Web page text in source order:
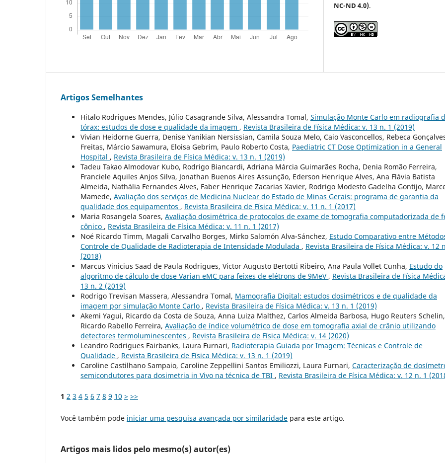
NC-ND 4.0).
Artigos Semelhantes
Hitalo Rodrigues Mendes, Júlio Casagrande Silva, Alessandra Tomal, Simulação Monte Carlo em radiografia
tórax: estudos de dose e qualidade da imagem , Revista Brasileira de Física Médica: v. 13 n. 1 (2019)
Vivian Heidorne Guerra, Denise Yanikian Nersissian, Camila Souza Melo, Caio Vasconcellos, Rebeca
Freitas, Márcio Sawamura, Eloisa Gebrim, Paulo Roberto Costa, Paediatric CT Dose Optimization in a General
Hospital , Revista Brasileira de Física Médica: v. 13 n. 1 (2019)
Tadeu Takao Almodovar Kubo, Rodrigo Biancardi, Adriana Márcia Guimarães Rocha, Denia Romão Ferreira,
Franciele Aquiles Anjos Silva, Jonathan Buenos Aires Assunção, Ederson Henrique Alves, Ana Flávia Batista
Almeida, Nathália Fernandes Alves, Faber Henrique Zacarias Xavier, Rodrigo Modesto Gadelha Gontijo,
Mamede, Avaliação dos serviços de Medicina Nuclear do Estado de Minas Gerais: programa de garantia da
qualidade dos equipamentos , Revista Brasileira de Física Médica: v. 11 n. 1 (2017)
Maria Rosangela Soares, Avaliação dosimétrica de protocolos de exame de tomografia computadorizada de
cônico , Revista Brasileira de Física Médica: v. 11 n. 1 (2017)
Noé Ricardo Timm, Magali Carvalho Borges, Mirko Salomón Alva-Sánchez, Estudo Comparativo entre
Controle de Qualidade de Radioterapia de Intensidade Modulada , Revista Brasileira de Física Médica: v. 12
(2018)
Marcus Vinicius Saad de Paula Rodrigues, Victor Augusto Bertotti Ribeiro, Ana Paula Vollet Cunha, Estudo do
algoritmo de cálculo de dose Varian eMC para feixes de elétrons de 9MeV , Revista Brasileira de Física
13 n. 2 (2019)
Rodrigo Trevisan Massera, Alessandra Tomal, Mamografia Digital: estudos dosimétricos e de qualidade da
imagem por simulação Monte Carlo , Revista Brasileira de Física Médica: v. 13 n. 1 (2019)
Akemi Yagui, Ricardo da Costa de Souza, Anna Luiza Malthez, Carlos Almeida Barbosa, Hugo Reuters Schelin,
Ricardo Rabello Ferreira, Avaliação de índice volumétrico de dose em tomografia axial de crânio utilizando
detectores termoluminescentes , Revista Brasileira de Física Médica: v. 14 (2020)
Leandro Rodrigues Fairbanks, Laura Furnari, Radioterapia Guiada por Imagem: Técnicas e Controle de
Qualidade , Revista Brasileira de Física Médica: v. 13 n. 1 (2019)
Caroline Castilhano Sampaio, Caroline Zeppellini Santos Emiliozzi, Laura Furnari, Caracterização de
semicondutores para dosimetria in Vivo na técnica de TBI , Revista Brasileira de Física Médica: v. 12 n. 1
1 2 3 4 5 6 7 8 9 10 > >>
Você também pode iniciar uma pesquisa avançada por similaridade para este artigo.
Artigos mais lidos pelo mesmo(s) autor(es)